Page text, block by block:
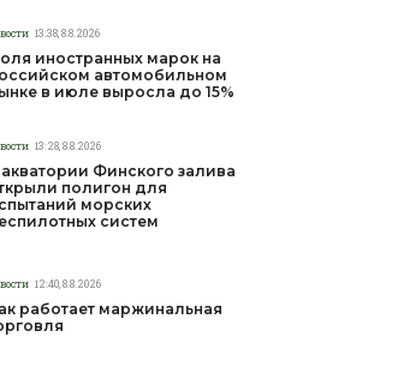
13:38, 8.8.2026
иностранных марок на
автомобильном
в июле выросла до 15%
13:28, 8.8.2026
Финского залива
полигон для
морских
систем
12:40, 8.8.2026
работает маржинальная